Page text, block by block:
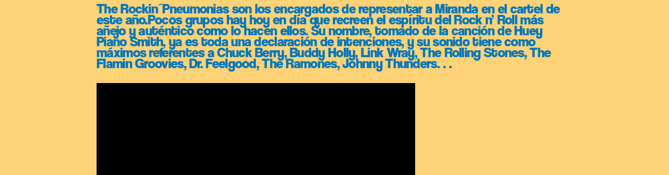
The Rockin´Pneumonias son los encargados de representar a Miranda en el cartel de
este año.Pocos grupos hay hoy en día que recreen el espíritu del Rock n’ Roll más
añejo y auténtico como lo hacen ellos. Su nombre, tomado de la canción de Huey
Piano Smith, ya es toda una declaración de intenciones, y su sonido tiene como
máximos referentes a Chuck Berry, Buddy Holly, Link Wray, The Rolling Stones, The
Flamin Groovies, Dr. Feelgood, The Ramones, Johnny Thunders…